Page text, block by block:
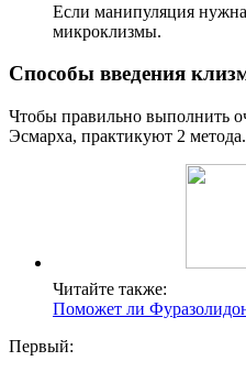
Если манипуляция
микроклизмы.
Способы введения
Чтобы правильно выполнить
Эсмарха, практикуют 2 метода.
Читайте также:
Поможет ли
Первый: